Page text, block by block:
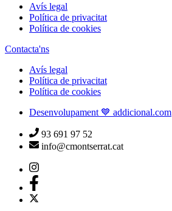
Avís legal
Política de privacitat
Política de cookies
Contacta'ns
Avís legal
Política de privacitat
Política de cookies
Desenvolupament 💙 addicional.com
93 691 97 52
info@cmontserrat.cat